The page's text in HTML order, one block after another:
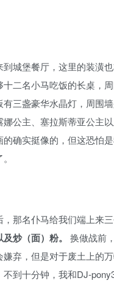
到城堡餐厅，这里的装潢
二名小马吃饭的长桌，
有三盏豪华水晶灯，周围
公主、塞拉斯蒂亚公主
的确实挺像的，但这恐怕
那名仆马给我们端上来三
炒（面）粉。 换做战前
弃，但是对于废土上的
不到十分钟，我和DJ-